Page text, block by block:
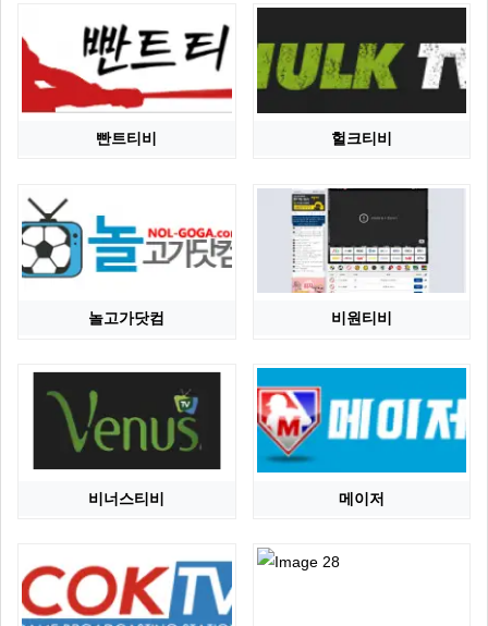
빤트티비 헐크티비
놀고가닷컴 비원티비
비너스티비 메이저